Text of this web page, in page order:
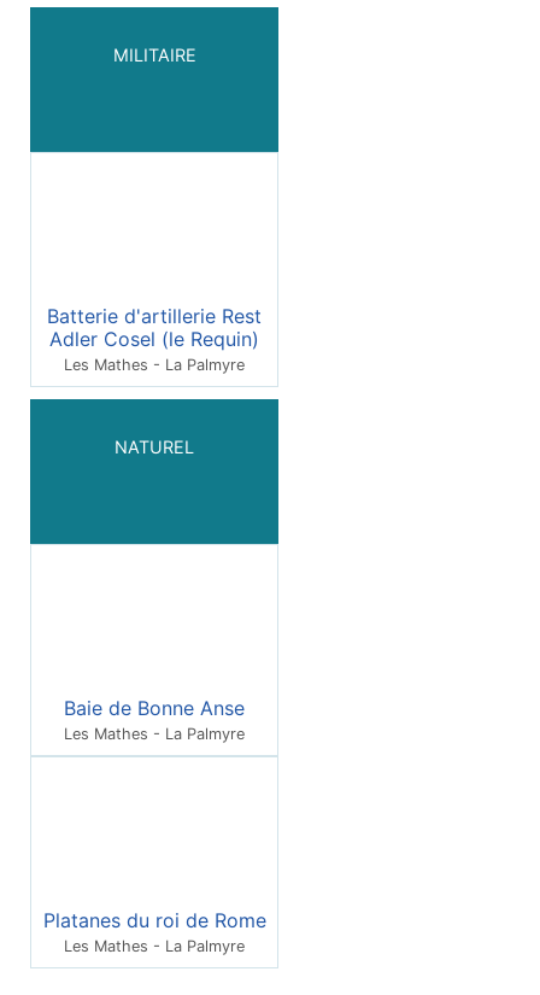
MILITAIRE
Batterie d'artillerie Rest
Adler Cosel (le Requin)
Les Mathes - La Palmyre
NATUREL
Baie de Bonne Anse
Les Mathes - La Palmyre
Platanes du roi de Rome
Les Mathes - La Palmyre